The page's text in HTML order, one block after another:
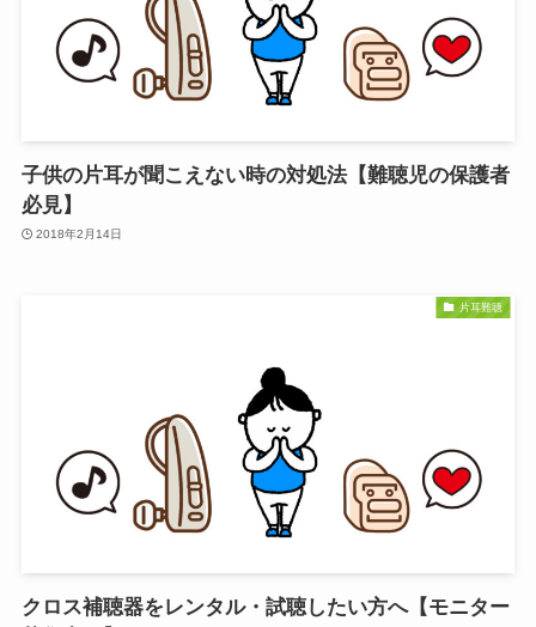
子供の片耳が聞こえない時の対処法【難聴児の保護者
必見】
2018年2月14日
片耳難聴
クロス補聴器をレンタル・試聴したい方へ【モニター